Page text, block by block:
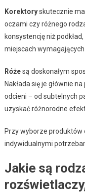
Korektoryskutecznie
oczami czy różnego
konsystencję niż
miejscach
Różesą doskonałym
Nakłada się je głównie
odcieni – od subtelnych
uzyskać różnorodne
Przy wyborze produktów
indywidualnymi
Jakie są